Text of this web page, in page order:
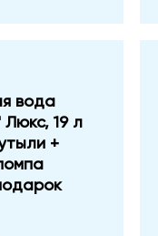
вода
19 л
+